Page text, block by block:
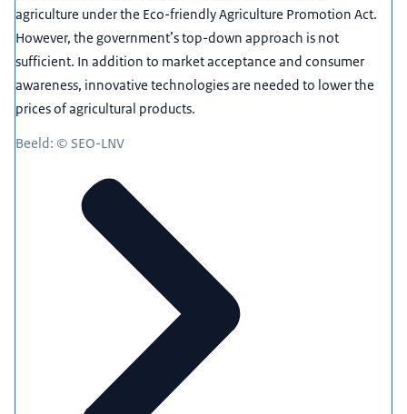
agriculture under the Eco-friendly Agriculture Promotion Act.
However, the government’s top-down approach is not
sufficient. In addition to market acceptance and consumer
awareness, innovative technologies are needed to lower the
prices of agricultural products.
Beeld: © SEO-LNV